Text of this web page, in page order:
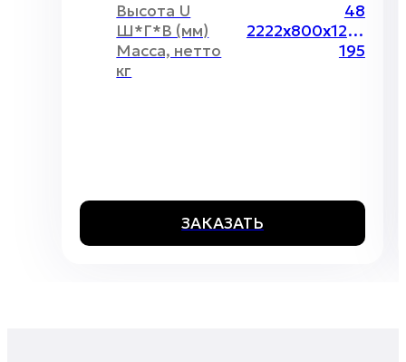
Высота U
48
Ш*Г*В (мм)
2222х800х1200 мм
Масса, нетто
кг
195
ЗАКАЗАТЬ